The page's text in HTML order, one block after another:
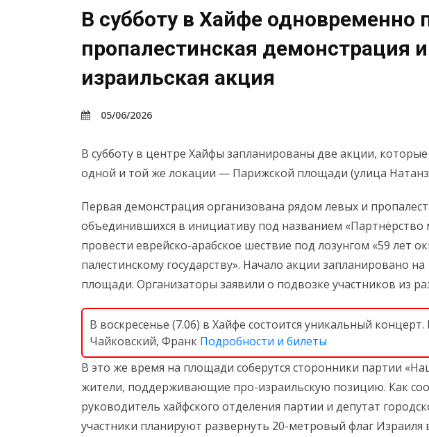
В субботу в Хайфе одновременно
пропалестинская демонстрация
израильская акция
05/06/2026
В субботу в центре Хайфы запланированы две акции,
одной и той же локации — Парижской площади (улица
Первая демонстрация организована рядом левых и
объединившихся в инициативу под названием «Партнёрство
провести еврейско-арабское шествие под лозунгом «59 лет
палестинскому государству». Начало акции запланировано
площади. Организаторы заявили о подвозке участников из
В воскресенье (7.06) в Хайфе состоится уникальный
Чайковский, Франк Подробности и билеты
В это же время на площади соберутся сторонники партии
жители, поддерживающие про-израильскую позицию. Как
руководитель хайфского отделения партии и депутат
участники планируют развернуть 20-метровый флаг Израиля